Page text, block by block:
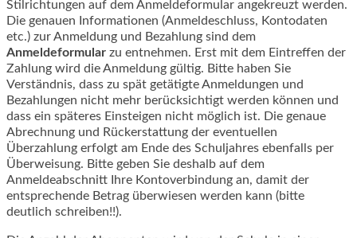
Stilrichtungen auf dem Anmeldeformular angekreuzt werden.
Die genauen Informationen (Anmeldeschluss, Kontodaten
etc.) zur Anmeldung und Bezahlung sind dem
Anmeldeformular zu entnehmen. Erst mit dem Eintreffen der
Zahlung wird die Anmeldung gültig. Bitte haben Sie
Verständnis, dass zu spät getätigte Anmeldungen und
Bezahlungen nicht mehr berücksichtigt werden können und
dass ein späteres Einsteigen nicht möglich ist. Die genaue
Abrechnung und Rückerstattung der eventuellen
Überzahlung erfolgt am Ende des Schuljahres ebenfalls per
Überweisung. Bitte geben Sie deshalb auf dem
Anmeldeabschnitt Ihre Kontoverbindung an, damit der
entsprechende Betrag überwiesen werden kann (bitte
deutlich schreiben!!).